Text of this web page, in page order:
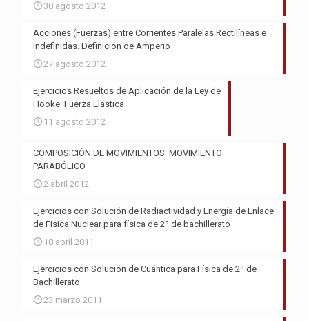
30 agosto 2012
Acciones (Fuerzas) entre Corrientes Paralelas Rectilíneas e
Indefinidas. Definición de Amperio
27 agosto 2012
Ejercicios Resueltos de Aplicación de la Ley de
Hooke: Fuerza Elástica
11 agosto 2012
COMPOSICIÓN DE MOVIMIENTOS: MOVIMIENTO
PARABÓLICO
2 abril 2012
Ejercicios con Solución de Radiactividad y Energía de Enlace
de Física Nuclear para física de 2º de bachillerato
18 abril 2011
Ejercicios con Solución de Cuántica para Física de 2º de
Bachillerato
23 marzo 2011